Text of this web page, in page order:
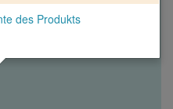
des Produkts